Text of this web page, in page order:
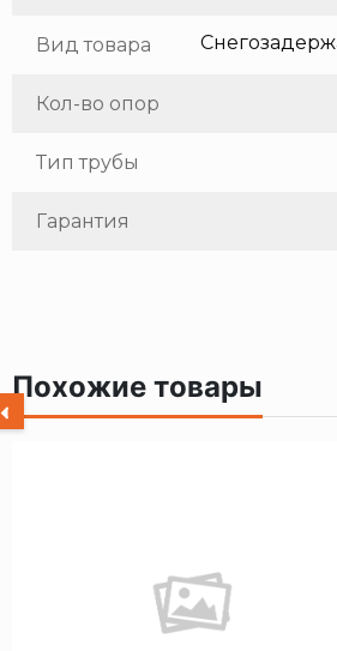
Вид товара
Кол-во опор
Тип трубы
Гарантия
Похожие товары